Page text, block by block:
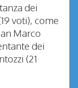
dei
voti), come
Marco
dei
(21